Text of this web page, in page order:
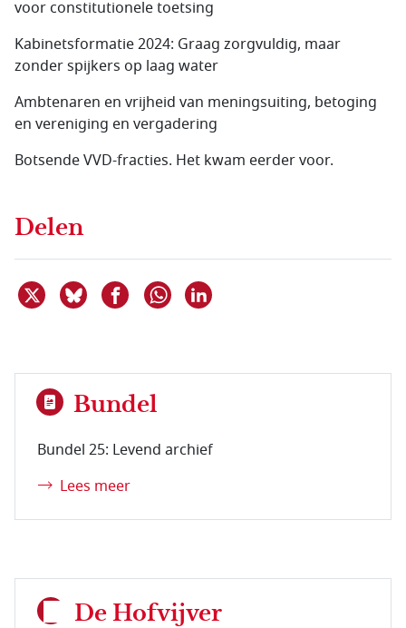
voor constitutionele toetsing
Kabinetsformatie 2024: Graag zorgvuldig, maar
zonder spijkers op laag water
Ambtenaren en vrijheid van meningsuiting, betoging
en vereniging en vergadering
Botsende VVD-fracties. Het kwam eerder voor.
Delen
Deel dit item op X
Deel dit item op Bluesky
Deel dit item op Facebook
Delen via WhatsApp
Bundel
Bundel 25: Levend archief
Lees meer
De Hofvijver